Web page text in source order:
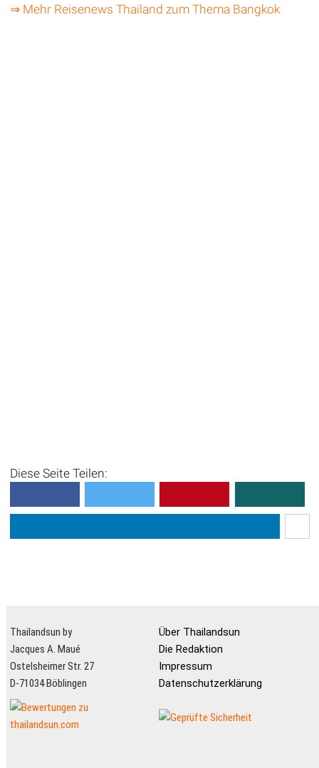
⇒ Mehr Reisenews Thailand zum Thema Bangkok
Diese Seite Teilen:
Thailandsun by
Jacques A. Maué
Ostelsheimer Str. 27
D-71034 Böblingen
Über Thailandsun
Die Redaktion
Impressum
Datenschutzerklärung